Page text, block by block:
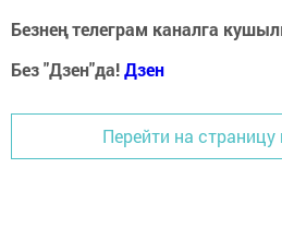
Безнең телеграм каналга
Без "Дзен"да!Дзен
Перейти на страницу